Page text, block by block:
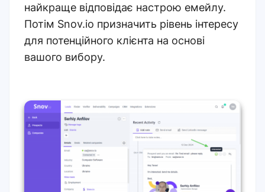
найкраще відповідає настрою емейлу.
Потім Snov.io призначить рівень інтересу
для потенційного клієнта на основі
вашого вибору.